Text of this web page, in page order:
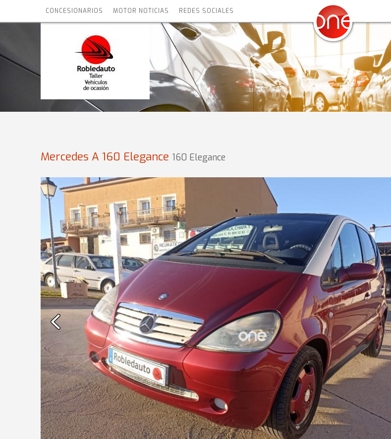
CONCESIONARIOS MOTOR NOTICIAS REDES SOCIALES
Mercedes A 160 Elegance 160 Elegance